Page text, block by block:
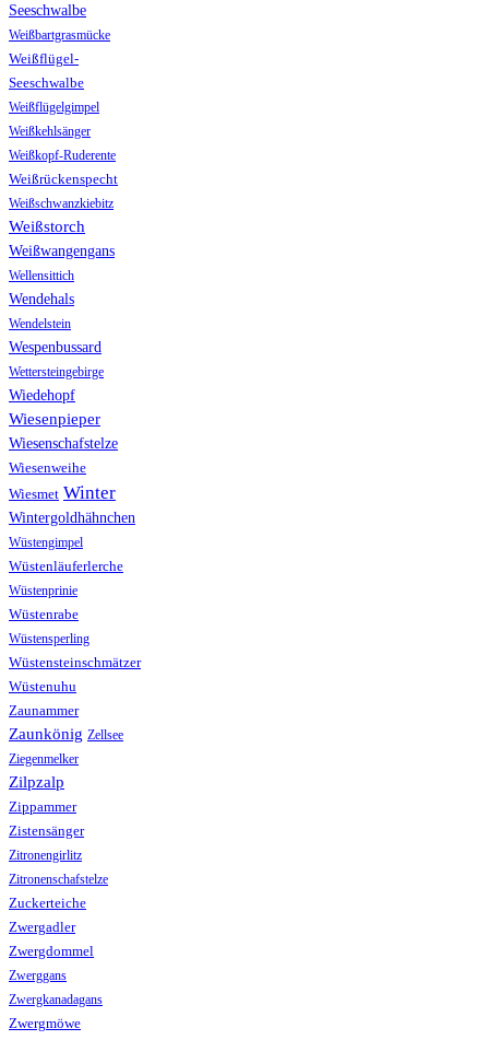
Seeschwalbe
Weißbartgrasmücke
Weißflügel-
Seeschwalbe
Weißflügelgimpel
Weißkehlsänger
Weißkopf-Ruderente
Weißrückenspecht
Weißschwanzkiebitz
Weißstorch
Weißwangengans
Wellensittich
Wendehals
Wendelstein
Wespenbussard
Wettersteingebirge
Wiedehopf
Wiesenpieper
Wiesenschafstelze
Wiesenweihe
Wiesmet Winter
Wintergoldhähnchen
Wüstengimpel
Wüstenläuferlerche
Wüstenprinie
Wüstenrabe
Wüstensperling
Wüstensteinschmätzer
Wüstenuhu
Zaunammer
Zaunkönig Zellsee
Ziegenmelker
Zilpzalp
Zippammer
Zistensänger
Zitronengirlitz
Zitronenschafstelze
Zuckerteiche
Zwergadler
Zwergdommel
Zwerggans
Zwergkanadagans
Zwergmöwe